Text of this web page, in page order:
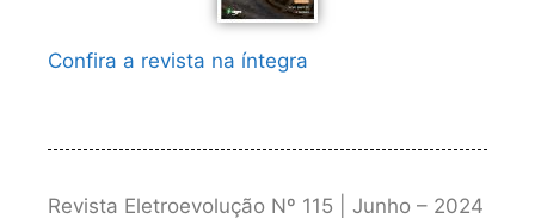
Confira a revista na íntegra
Revista Eletroevolução Nº 115 | Junho – 2024